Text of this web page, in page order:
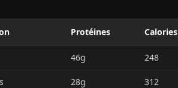
Protéines Calories
46g 248
28g 312